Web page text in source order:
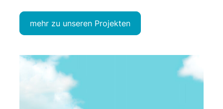
mehr zu unseren Projekten